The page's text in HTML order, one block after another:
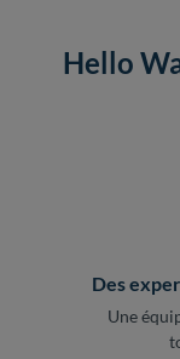
Hello
Des
Une